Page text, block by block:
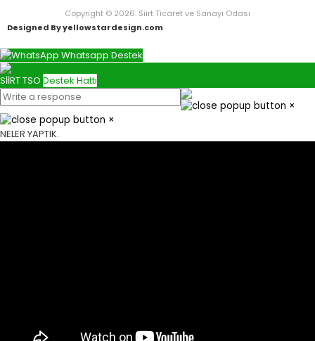
Copyright © 2026. Siirt Ticaret ve Sanayi Odası
Designed By yellowstardesign.com
Whatsapp Destek
SİİRT TSO Destek Hattı
×
×
NELER YAPTIK.